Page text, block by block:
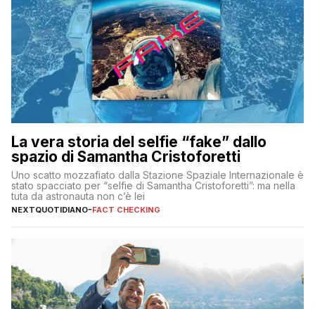
La vera storia del selfie “fake” dallo
spazio di Samantha Cristoforetti
Uno scatto mozzafiato dalla Stazione Spaziale Internazionale è
stato spacciato per “selfie di Samantha Cristoforetti”: ma nella
tuta da astronauta non c’è lei
NEXTQUOTIDIANO-FACT CHECKING